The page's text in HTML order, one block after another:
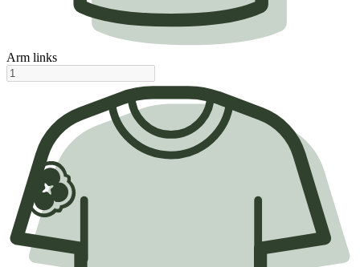
Arm links